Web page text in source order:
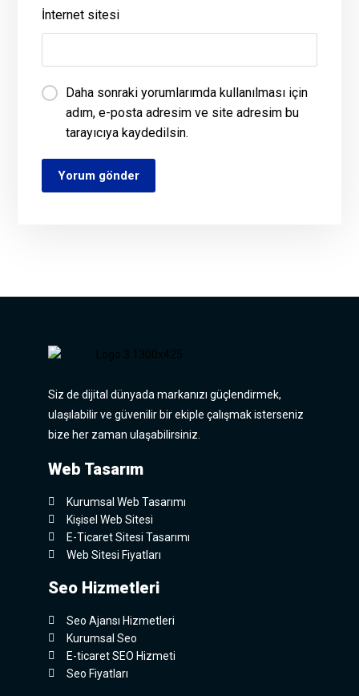
İnternet sitesi
Daha sonraki yorumlarımda kullanılması için
adım, e-posta adresim ve site adresim bu
tarayıcıya kaydedilsin.
Yorum gönder
Siz de dijital dünyada markanızı güçlendirmek,
ulaşılabilir ve güvenilir bir ekiple çalışmak isterseniz
bize her zaman ulaşabilirsiniz.
Web Tasarım
Kurumsal Web Tasarımı
Kişisel Web Sitesi
E-Ticaret Sitesi Tasarımı
Web Sitesi Fiyatları
Seo Hizmetleri
Seo Ajansı Hizmetleri
Kurumsal Seo
E-ticaret SEO Hizmeti
Seo Fiyatları